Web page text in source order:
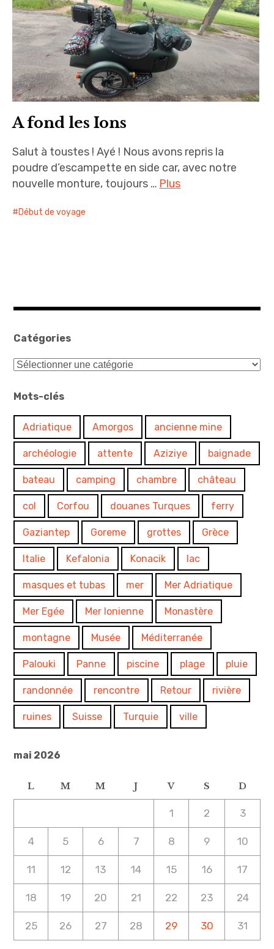
A fond les Ions
Salut à toustes ! Ayé ! Nous avons repris la
poudre d’escampette en side car, avec notre
nouvelle monture, toujours … Plus
Début de voyage
Catégories
Catégories
Mots-clés
Adriatique Amorgos ancienne mine
archéologie attente Aziziye baignade
bateau camping chambre château
col Corfou douanes Turques ferry
Gaziantep Goreme grottes Grèce
Italie Kefalonia Konacik lac
masques et tubas mer Mer Adriatique
Mer Egée Mer Ionienne Monastère
montagne Musée Méditerranée
Palouki Panne piscine plage pluie
randonnée rencontre Retour rivière
ruines Suisse Turquie ville
mai 2026
L M M J V S D
1 2 3
4 5 6 7 8 9 10
11 12 13 14 15 16 17
18 19 20 21 22 23 24
25 26 27 28 29 30 31